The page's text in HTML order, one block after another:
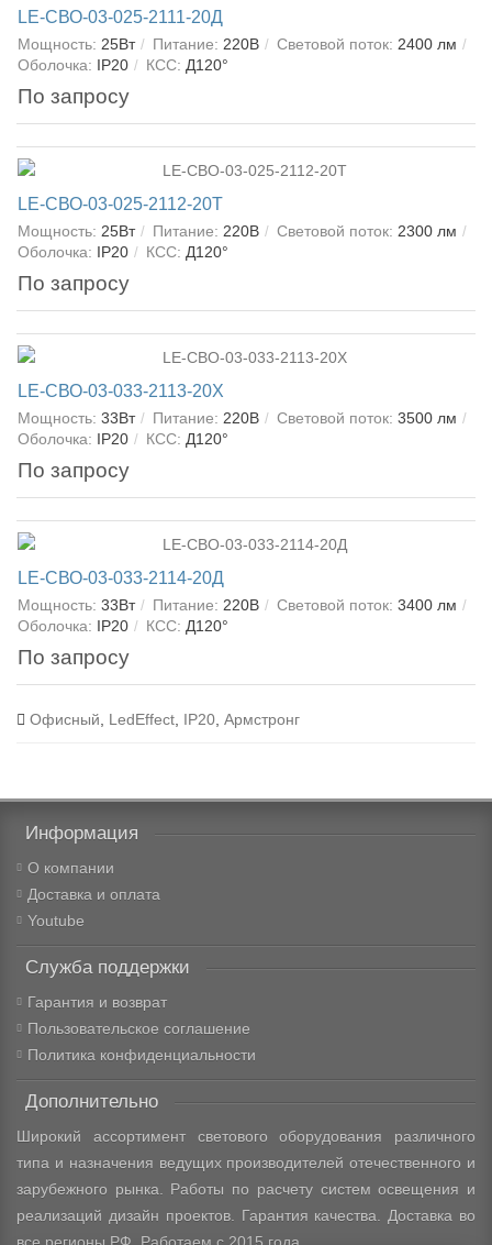
LE-СВО-03-025-2111-20Д
Мощность: 25Вт Питание: 220В Световой поток: 2400 лм
Оболочка: IP20 КСС: Д120°
По запросу
LE-СВО-03-025-2112-20Т
Мощность: 25Вт Питание: 220В Световой поток: 2300 лм
Оболочка: IP20 КСС: Д120°
По запросу
LE-СВО-03-033-2113-20Х
Мощность: 33Вт Питание: 220В Световой поток: 3500 лм
Оболочка: IP20 КСС: Д120°
По запросу
LE-СВО-03-033-2114-20Д
Мощность: 33Вт Питание: 220В Световой поток: 3400 лм
Оболочка: IP20 КСС: Д120°
По запросу
Офисный LedEffect IP20 Армстронг
Информация
О компании
Доставка и оплата
Youtube
Служба поддержки
Гарантия и возврат
Пользовательское соглашение
Политика конфиденциальности
Дополнительно
Широкий ассортимент светового оборудования различного
типа и назначения ведущих производителей отечественного и
зарубежного рынка. Работы по расчету систем освещения и
реализаций дизайн проектов. Гарантия качества. Доставка во